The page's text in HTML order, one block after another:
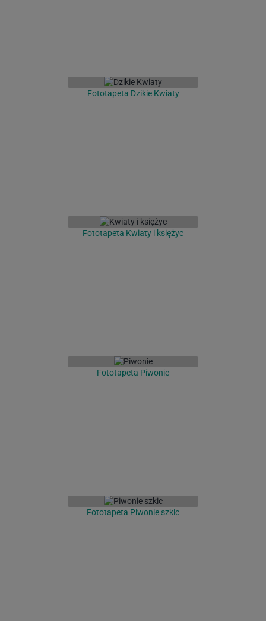
Fototapeta Dzikie Kwiaty
Fototapeta Kwiaty i księżyc
Fototapeta Piwonie
Fototapeta Piwonie szkic